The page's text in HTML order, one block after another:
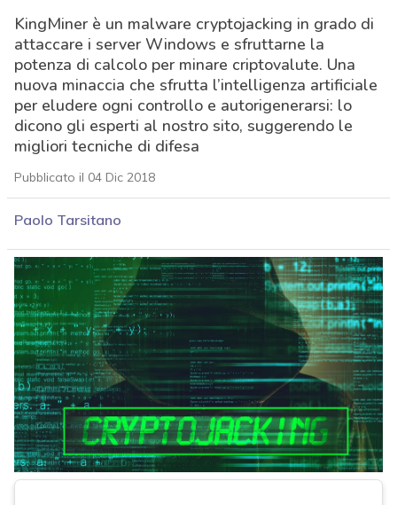
KingMiner è un malware cryptojacking in grado di
attaccare i server Windows e sfruttarne la
potenza di calcolo per minare criptovalute. Una
nuova minaccia che sfrutta l’intelligenza artificiale
per eludere ogni controllo e autorigenerarsi: lo
dicono gli esperti al nostro sito, suggerendo le
migliori tecniche di difesa
Pubblicato il 04 Dic 2018
Paolo Tarsitano